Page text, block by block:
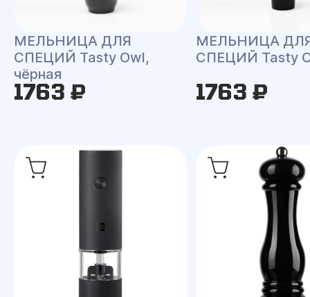
МЕЛЬНИЦА ДЛЯ
СПЕЦИЙ Tasty Owl,
чёрная
1763 ₽
МЕЛЬНИЦА
СПЕЦИЙ Tasty
1763 ₽